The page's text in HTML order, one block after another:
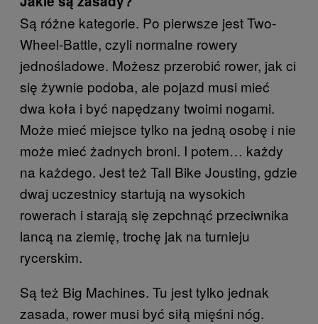
Są różne kategorie. Po pierwsze jest Two-
Wheel-Battle, czyli normalne rowery
jednośladowe. Możesz przerobić rower, jak ci
się żywnie podoba, ale pojazd musi mieć
dwa koła i być napędzany twoimi nogami.
Może mieć miejsce tylko na jedną osobę i nie
może mieć żadnych broni. I potem… każdy
na każdego. Jest też Tall Bike Jousting, gdzie
dwaj uczestnicy startują na wysokich
rowerach i starają się zepchnąć przeciwnika
lancą na ziemię, trochę jak na turnieju
rycerskim.
Są też Big Machines. Tu jest tylko jednak
zasada, rower musi być siłą mięśni nóg.